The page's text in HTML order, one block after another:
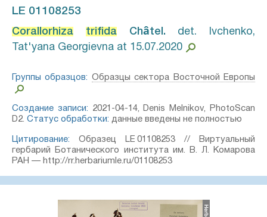
LE 01108253
Corallorhiza trifidaChâtel.⁣ det. Ivchenko,
Tat'yana Georgievna at 15.07.2020
Группы образцов: Образцы сектора Восточной Европы
Создание записи: 2021-04-14, Denis Melnikov, PhotoScan
D2. Статус обработки: данные введены не полностью
Цитирование: Образец LE 01108253 // Виртуальный
гербарий Ботанического института им. В. Л. Комарова
РАН — http://rr.herbariumle.ru/01108253